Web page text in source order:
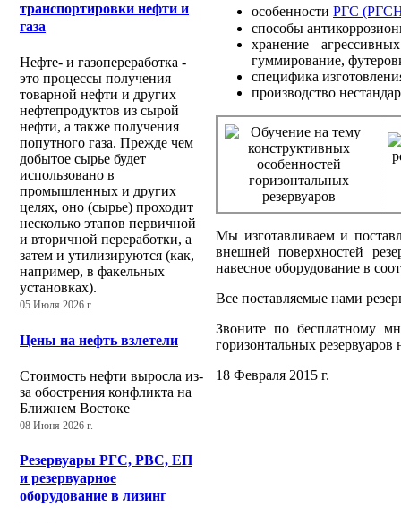
транспортировки нефти и
газа
Нефте- и газопереработка -
это процессы получения
товарной нефти и других
нефтепродуктов из сырой
нефти, а также получения
попутного газа. Прежде чем
добытое сырье будет
использовано в
промышленных и других
целях, оно (сырье) проходит
несколько этапов первичной
и вторичной переработки, а
затем и утилизируются (как,
например, в факельных
установках).
05 Июля 2026 г.
Цены на нефть взлетели
Стоимость нефти выросла из-
за обострения конфликта на
Ближнем Востоке
08 Июня 2026 г.
Резервуары РГС, РВС, ЕП
и резервуарное
оборудование в лизинг
особенности РГС
способы
хранение
гуммирование,
специфика
производство
Мы изготавливаем и
внешней поверхностей
навесное оборудование в
Все поставляемые нами
Звоните по бесплатному
горизонтальных
18 Февраля 2015 г.